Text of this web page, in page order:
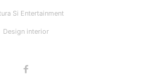
Si Entertainment
Design interior